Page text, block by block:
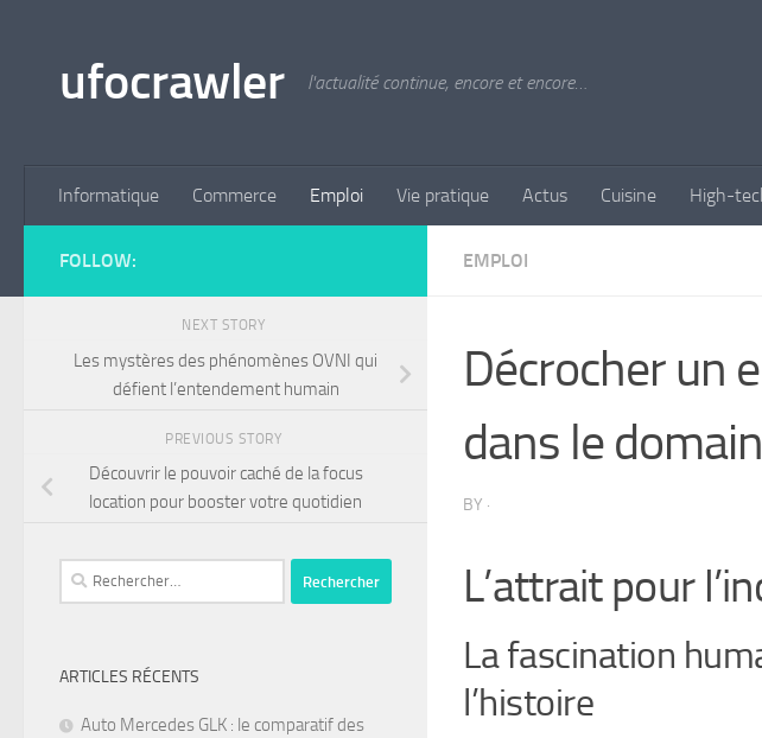
ufocrawler l'actualité continue, encore et encore…
Informatique Commerce Emploi Vie pratique Actus Cuisine High-
EMPLOI
Décrocher un
dans le
BY ·
L’attrait pour
La fascination
l’histoire
FOLLOW:
NEXT STORY
Les mystères des phénomènes OVNI qui
défient l’entendement humain
PREVIOUS STORY
Découvrir le pouvoir caché de la focus
location pour booster votre quotidien
ARTICLES RÉCENTS
Auto Mercedes GLK : le comparatif des